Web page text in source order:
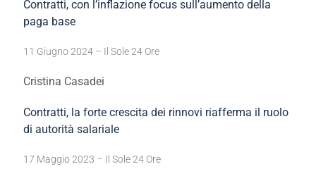
Contratti, con l’inflazione focus sull’aumento della
paga base
11 Giugno 2024 – Il Sole 24 Ore
Cristina Casadei
Contratti, la forte crescita dei rinnovi riafferma il ruolo
di autorità salariale
17 Maggio 2023 – Il Sole 24 Ore